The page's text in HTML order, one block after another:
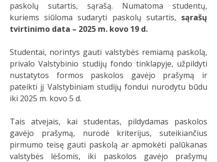
paskolų sutartis, sąrašą. Numatoma studentų,
kuriems siūloma sudaryti paskolų sutartis, sąrašų
tvirtinimo data – 2025 m. kovo 19 d.
Studentai, norintys gauti valstybės remiamą paskolą,
privalo Valstybinio studijų fondo tinklapyje, užpildyti
nustatytos formos paskolos gavėjo prašymą ir
pateikti jį Valstybiniam studijų fondui nurodytu būdu
iki 2025 m. kovo 5 d.
Tais atvejais, kai studentas, pildydamas paskolos
gavėjo prašymą, nurodė kriterijus, suteikiančius
pirmumo teisę gauti paskolą ar apmokėti palūkanas
valstybės lėšomis, iki paskolos gavėjo prašymų